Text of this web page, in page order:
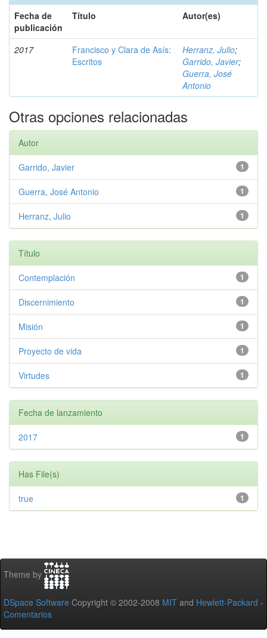
Fecha de
publicación
Título Autor(es)
2017
Francisco y Clara de Asís:
Escritos
Herranz, Julio;
Garrido, Javier;
Guerra, José
Antonio
Otras opciones relacionadas
Autor
1
Garrido, Javier
1
Guerra, José Antonio
1
Herranz, Julio
Título
1
Contemplación
1
Discernimiento
1
Misión
1
Proyecto de vida
1
Virtudes
Fecha de lanzamiento
1
2017
Has File(s)
1
true
Theme by
DSpace Software Copyright © 2002-2008 MIT and Hewlett-Packard -
Comentarios